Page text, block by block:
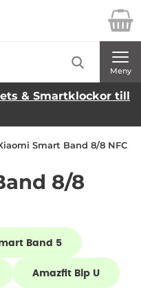
Telecom AB
Meny
& Smartklockor till
Smart Band 8/8 NFC
8/8
Band 5
Amazfit Bip U